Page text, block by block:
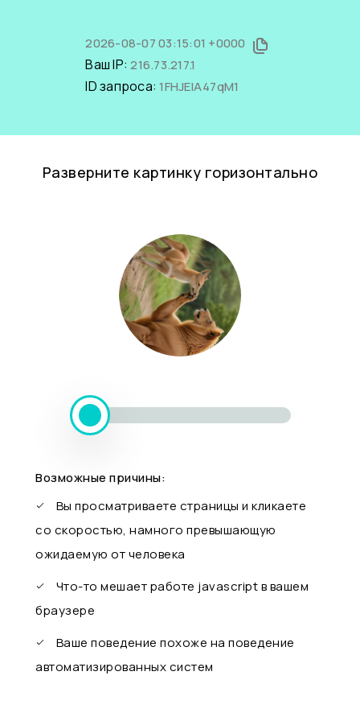
2026-08-07 03:15:01 +0000
Ваш IP:216.73.217.1
ID запроса:1FHJEIA47qM1
Разверните картинку горизонтально
Возможные причины:
Вы просматриваете страницы и кликаете
со скоростью, намного превышающую
ожидаемую от человека
Что-то мешает работе javascript в вашем
браузере
Ваше поведение похоже на поведение
автоматизированных систем